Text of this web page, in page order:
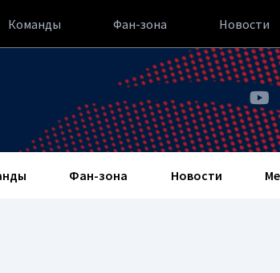
Команды Фан-зона Новости
Фан-зона Новости